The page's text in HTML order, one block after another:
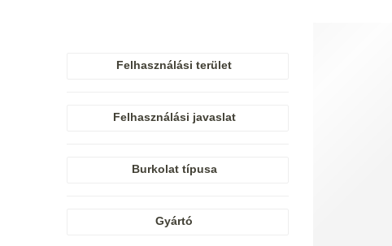
Felhasználási terület
Felhasználási javaslat
Burkolat típusa
Gyártó